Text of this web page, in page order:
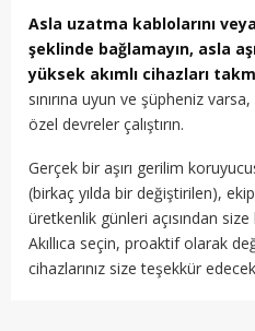
Asla uzatma kablolarını
şeklinde bağlamayın, asla
yüksek akımlı cihazları
sınırına uyun ve şüpheniz
özel devreler çalıştırın.
Gerçek bir aşırı gerilim
(birkaç yılda bir değiştirilen),
üretkenlik günleri açısından
Akıllıca seçin, proaktif olarak
cihazlarınız size teşekkür